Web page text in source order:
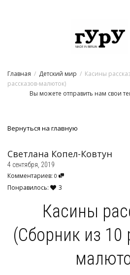
Главная Детский мир
Касины
рассказов-малюток)
Вы можете отправить нам свои
Вернуться на главную
Светлана Копел-Ковтун
4 сентября, 2019
Комментариев: 0
Понравилось:
3
Касины
(Сборник из 10